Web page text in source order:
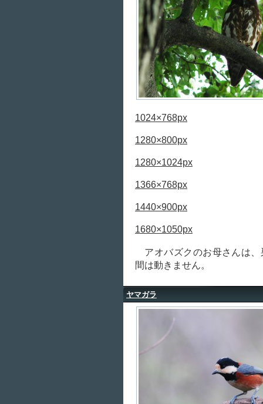
1024×768px
1280×800px
1280×1024px
1366×768px
1440×900px
1680×1050px
アオバズクのお母さんは、
間は動きません。
ヤマガラ